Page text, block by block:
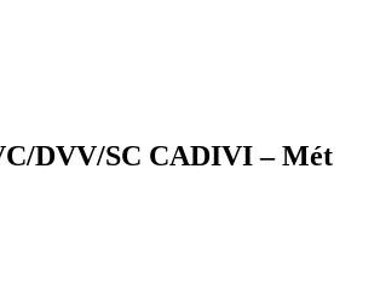
DVV/SC CADIVI – Mét